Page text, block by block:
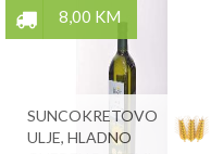
8,00 KM
SUNCOKRETOVO
ULJE, HLADNO